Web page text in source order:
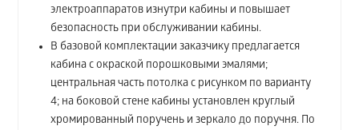
электроаппаратов изнутри кабины и повышает
безопасность при обслуживании кабины.
В базовой комплектации заказчику предлагается
кабина с окраской порошковыми эмалями;
центральная часть потолка с рисунком по варианту
4; на боковой стене кабины установлен круглый
хромированный поручень и зеркало до поручня. По